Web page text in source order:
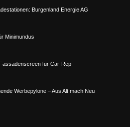
Burgenland Energie AG
Minimundus
für Car-Rep
Werbepylone – Aus Alt mach Neu